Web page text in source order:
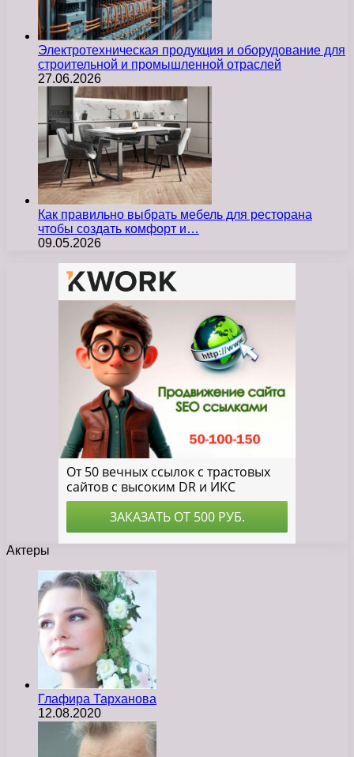
Электротехническая продукция и оборудование для
строительной и промышленной отраслей
27.06.2026
Как правильно выбрать мебель для ресторана
чтобы создать комфорт и…
09.05.2026
Актеры
Глафира Тарханова
12.08.2020